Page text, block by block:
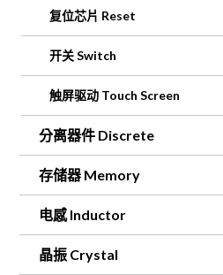
复位芯片 Reset
开关 Switch
触屏驱动 Touch Screen
分离器件 Discrete
存储器 Memory
电感 Inductor
晶振 Crystal